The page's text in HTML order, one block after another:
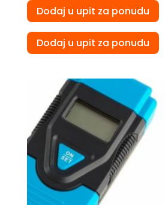
Dodaj u upit za ponudu
Dodaj u upit za ponudu